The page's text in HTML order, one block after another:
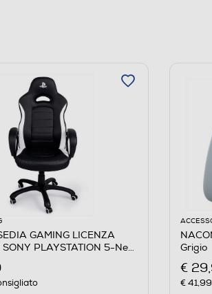
GAMING LICENZA
PLAYSTATION 5-Nero
Grigio
€
€ 41,99